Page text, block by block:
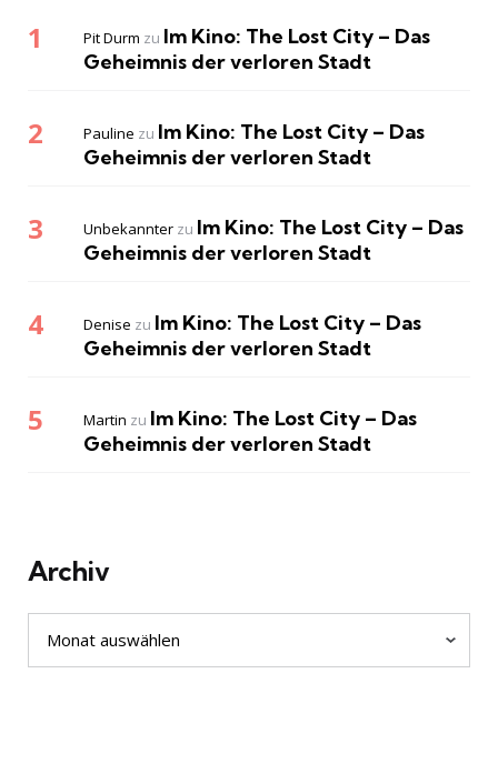
Pit Durm zu Im Kino: The Lost City – Das
Geheimnis der verloren Stadt
Pauline zu Im Kino: The Lost City – Das
Geheimnis der verloren Stadt
Unbekannter zu Im Kino: The Lost City – Das
Geheimnis der verloren Stadt
Denise zu Im Kino: The Lost City – Das
Geheimnis der verloren Stadt
Martin zu Im Kino: The Lost City – Das
Geheimnis der verloren Stadt
Archiv